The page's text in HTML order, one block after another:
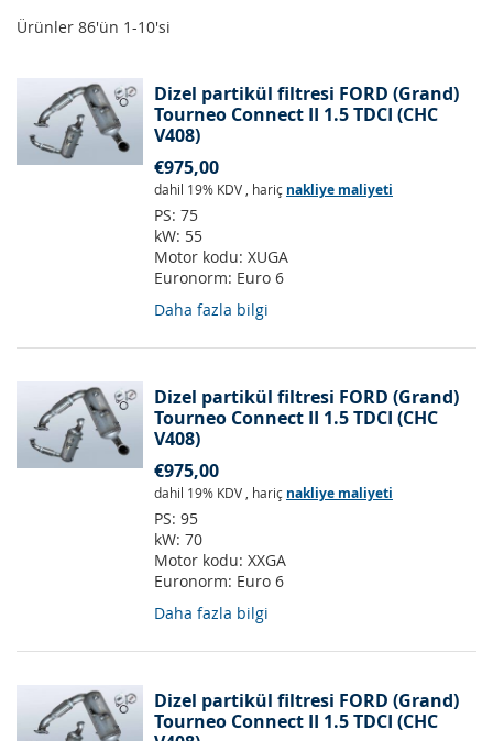
Ürünler 86'ün 1-10'si
Dizel partikül filtresi FORD (Grand)
Tourneo Connect II 1.5 TDCI (CHC
V408)
€975,00
dahil 19% KDV , hariç nakliye maliyeti
PS: 75
kW: 55
Motor kodu: XUGA
Euronorm: Euro 6
Daha fazla bilgi
Dizel partikül filtresi FORD (Grand)
Tourneo Connect II 1.5 TDCI (CHC
V408)
€975,00
dahil 19% KDV , hariç nakliye maliyeti
PS: 95
kW: 70
Motor kodu: XXGA
Euronorm: Euro 6
Daha fazla bilgi
Dizel partikül filtresi FORD (Grand)
Tourneo Connect II 1.5 TDCI (CHC